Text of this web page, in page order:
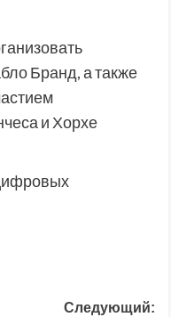
Бранд, а также
и Хорхе
Следующий: